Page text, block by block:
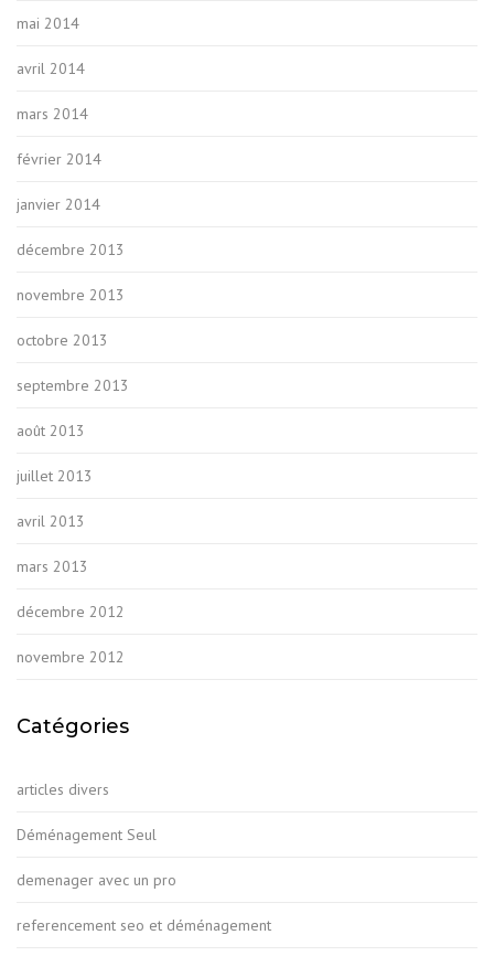
mai 2014
avril 2014
mars 2014
février 2014
janvier 2014
décembre 2013
novembre 2013
octobre 2013
septembre 2013
août 2013
juillet 2013
avril 2013
mars 2013
décembre 2012
novembre 2012
Catégories
articles divers
Déménagement Seul
demenager avec un pro
referencement seo et déménagement